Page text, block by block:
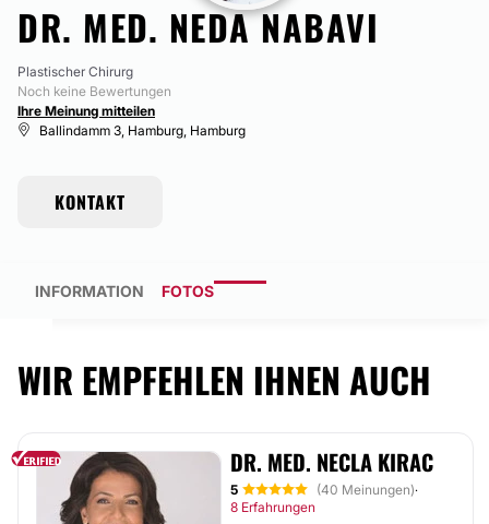
DR. MED. NEDA NABAVI
Plastischer Chirurg
Noch keine Bewertungen
Ihre Meinung mitteilen
Ballindamm 3, Hamburg, Hamburg
KONTAKT
INFORMATION FOTOS
WIR EMPFEHLEN IHNEN AUCH
DR. MED. NECLA KIRAC
5 (40 Meinungen)·
8 Erfahrungen